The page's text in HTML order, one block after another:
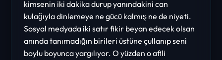
kimsenin iki dakika durup yanındakini can
kulağıyla dinlemeye ne gücü kalmış ne de niyeti.
Sosyal medyada iki satır fikir beyan edecek olsan
anında tanımadığın birileri üstüne çullanıp seni
boylu boyunca yargılıyor. O yüzden o afili